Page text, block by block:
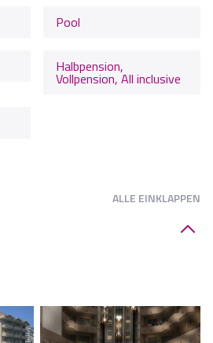
Pool
Halbpension,
Vollpension, All inclusive
ALLE EINKLAPPEN